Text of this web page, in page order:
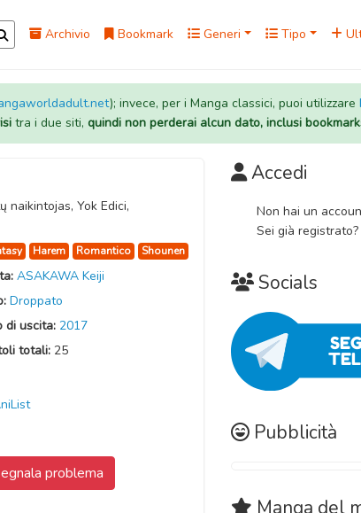
Archivio Bookmark Generi Tipo
); invece, per i Manga classici, puoi utilizzare
tra i due siti, quindi non perderai alcun dato, inclusi
naikintojas, Yok Edici,
Harem Romantico Shounen
ASAKAWA Keiji
Droppato
di uscita: 2017
totali: 25
problema
Accedi
Non hai un
Sei già registrato?
Socials
Pubblicità
Manga del